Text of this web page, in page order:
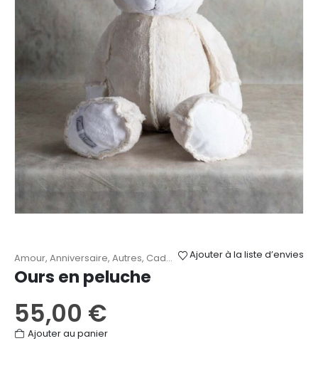
Ajouter à la liste d’envies
Amour, Anniversaire, Autres, Cadeaux ,Naissance ,Peluches,
Ours en peluche
55,00 €
Ajouter au panier